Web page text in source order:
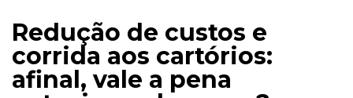
Redução de custos e
corrida aos cartórios:
afinal, vale a pena